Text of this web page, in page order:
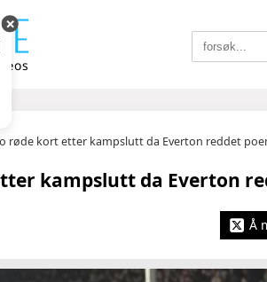
røde kort etter kampslutt da Everton reddet
kampslutt da Everton
Å